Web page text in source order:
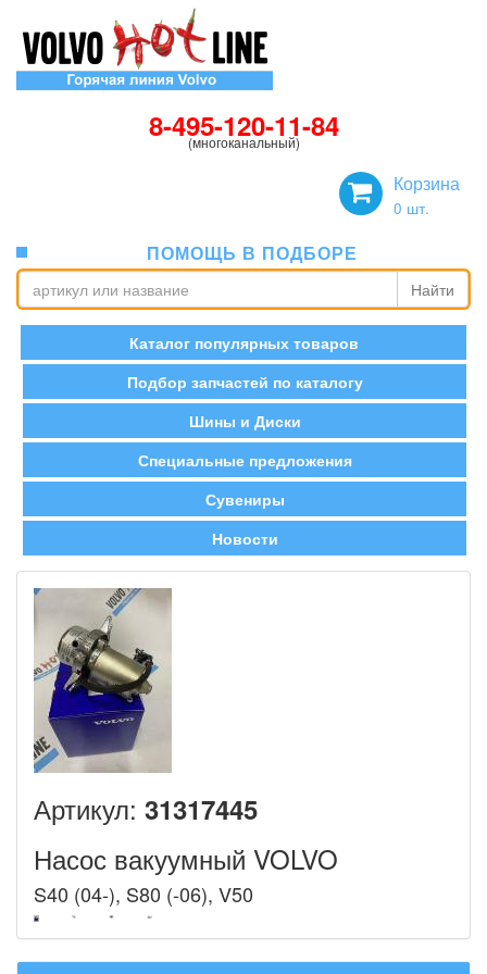
8-495-120-11-84
(многоканальный)
Корзина
0 шт.
ПОМОЩЬ В ПОДБОРЕ
Найти
Каталог популярных товаров
Подбор запчастей по каталогу
Шины и Диски
Специальные предложения
Сувениры
Новости
Артикул: 31317445
Насос вакуумный VOLVO
S40 (04-), S80 (-06), V50